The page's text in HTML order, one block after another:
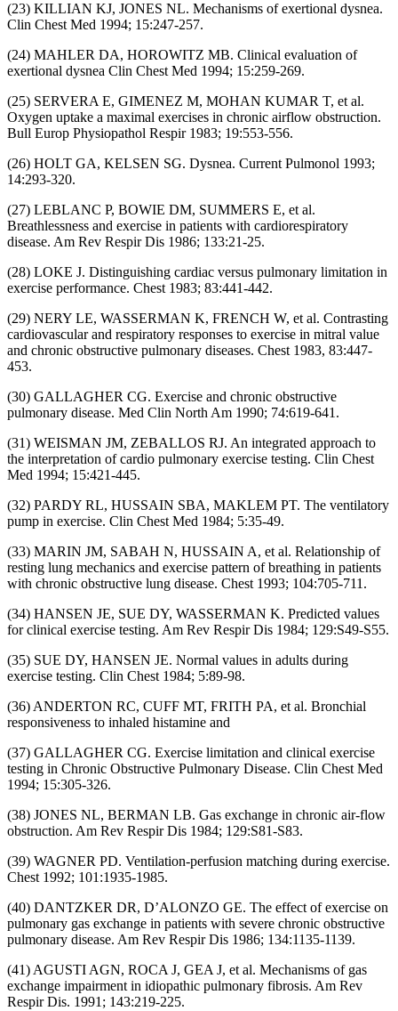
(23) KILLIAN KJ, JONES NL. Mechanisms of exertional dysnea.
Clin Chest Med 1994; 15:247-257.
(24) MAHLER DA, HOROWITZ MB. Clinical evaluation of
exertional dysnea Clin Chest Med 1994; 15:259-269.
(25) SERVERA E, GIMENEZ M, MOHAN KUMAR T, et al.
Oxygen uptake a maximal exercises in chronic airflow obstruction.
Bull Europ Physiopathol Respir 1983; 19:553-556.
(26) HOLT GA, KELSEN SG. Dysnea. Current Pulmonol 1993;
14:293-320.
(27) LEBLANC P, BOWIE DM, SUMMERS E, et al.
Breathlessness and exercise in patients with cardiorespiratory
disease. Am Rev Respir Dis 1986; 133:21-25.
(28) LOKE J. Distinguishing cardiac versus pulmonary limitation in
exercise performance. Chest 1983; 83:441-442.
(29) NERY LE, WASSERMAN K, FRENCH W, et al. Contrasting
cardiovascular and respiratory responses to exercise in mitral value
and chronic obstructive pulmonary diseases. Chest 1983, 83:447-
453.
(30) GALLAGHER CG. Exercise and chronic obstructive
pulmonary disease. Med Clin North Am 1990; 74:619-641.
(31) WEISMAN JM, ZEBALLOS RJ. An integrated approach to
the interpretation of cardio pulmonary exercise testing. Clin Chest
Med 1994; 15:421-445.
(32) PARDY RL, HUSSAIN SBA, MAKLEM PT. The ventilatory
pump in exercise. Clin Chest Med 1984; 5:35-49.
(33) MARIN JM, SABAH N, HUSSAIN A, et al. Relationship of
resting lung mechanics and exercise pattern of breathing in patients
with chronic obstructive lung disease. Chest 1993; 104:705-711.
(34) HANSEN JE, SUE DY, WASSERMAN K. Predicted values
for clinical exercise testing. Am Rev Respir Dis 1984; 129:S49-S55.
(35) SUE DY, HANSEN JE. Normal values in adults during
exercise testing. Clin Chest 1984; 5:89-98.
(36) ANDERTON RC, CUFF MT, FRITH PA, et al. Bronchial
responsiveness to inhaled histamine and
(37) GALLAGHER CG. Exercise limitation and clinical exercise
testing in Chronic Obstructive Pulmonary Disease. Clin Chest Med
1994; 15:305-326.
(38) JONES NL, BERMAN LB. Gas exchange in chronic air-flow
obstruction. Am Rev Respir Dis 1984; 129:S81-S83.
(39) WAGNER PD. Ventilation-perfusion matching during exercise.
Chest 1992; 101:1935-1985.
(40) DANTZKER DR, D’ALONZO GE. The effect of exercise on
pulmonary gas exchange in patients with severe chronic obstructive
pulmonary disease. Am Rev Respir Dis 1986; 134:1135-1139.
(41) AGUSTI AGN, ROCA J, GEA J, et al. Mechanisms of gas
exchange impairment in idiopathic pulmonary fibrosis. Am Rev
Respir Dis. 1991; 143:219-225.